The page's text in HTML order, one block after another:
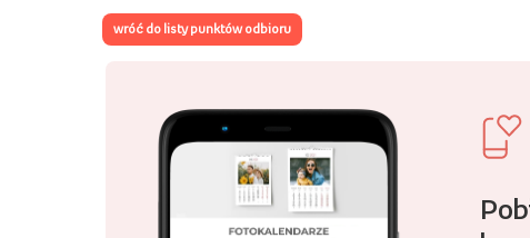
wróć do listy punktów odbioru